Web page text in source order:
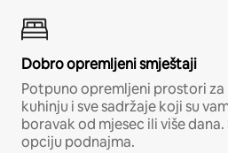
Dobro opremljeni smještaji
Potpuno opremljeni prostori za
kuhinju i sve sadržaje koji su
boravak od mjesec ili više dana.
opciju podnajma.